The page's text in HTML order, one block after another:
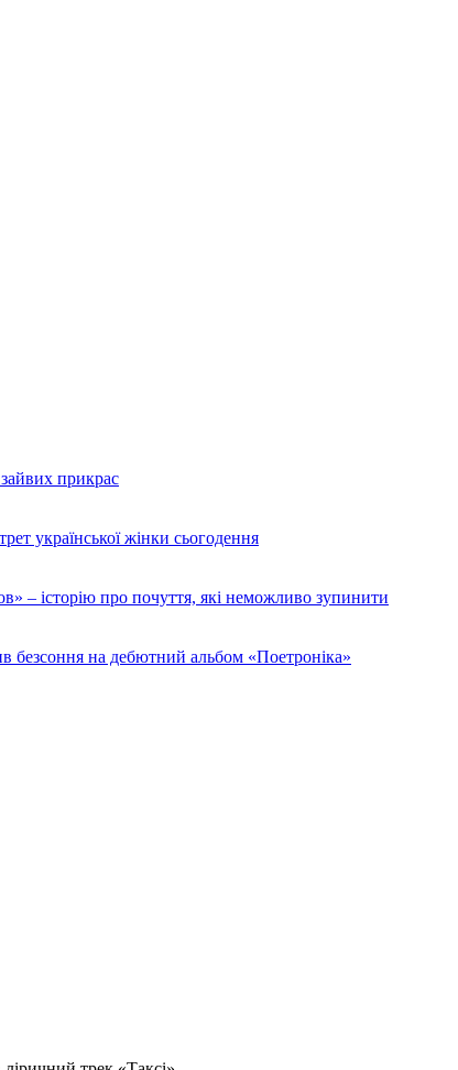
прикрас
української жінки сьогодення
– історію про почуття, які неможливо зупинити
безсоння на дебютний альбом «Поетроніка»